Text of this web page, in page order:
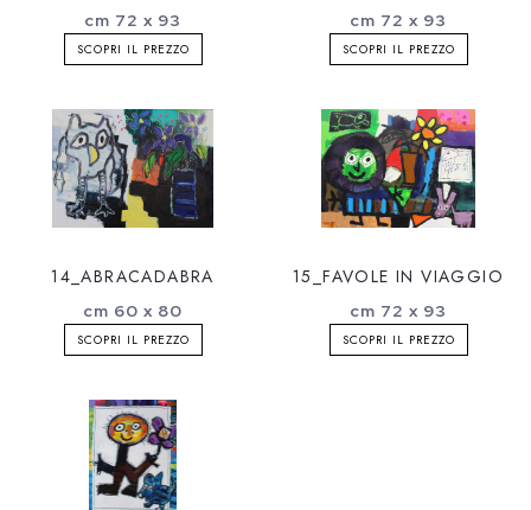
cm 72 x 93
SCOPRI IL PREZZO
cm 72 x 93
SCOPRI IL PREZZO
14_ABRACADABRA
cm 60 x 80
SCOPRI IL PREZZO
15_FAVOLE IN VIAGGIO
cm 72 x 93
SCOPRI IL PREZZO